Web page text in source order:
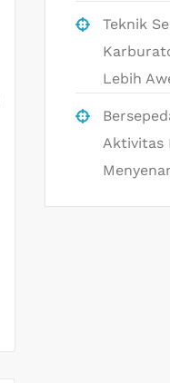
Teknik
Lebih
Aktivitas